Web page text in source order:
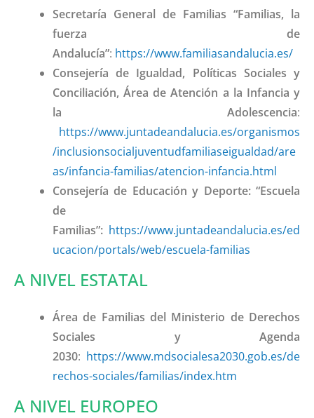
Secretaría General de Familias “Familias, la
fuerza de
Andalucía”: https://www.familiasandalucia.es/
Consejería de Igualdad, Políticas Sociales y
Conciliación, Área de Atención a la Infancia y
la Adolescencia:
https://www.juntadeandalucia.es/organismos
/inclusionsocialjuventudfamiliaseigualdad/are
as/infancia-familias/atencion-infancia.html
Consejería de Educación y Deporte: “Escuela
de
Familias”: https://www.juntadeandalucia.es/ed
ucacion/portals/web/escuela-familias
A NIVEL ESTATAL
Área de Familias del Ministerio de Derechos
Sociales y Agenda
2030: https://www.mdsocialesa2030.gob.es/de
rechos-sociales/familias/index.htm
A NIVEL EUROPEO